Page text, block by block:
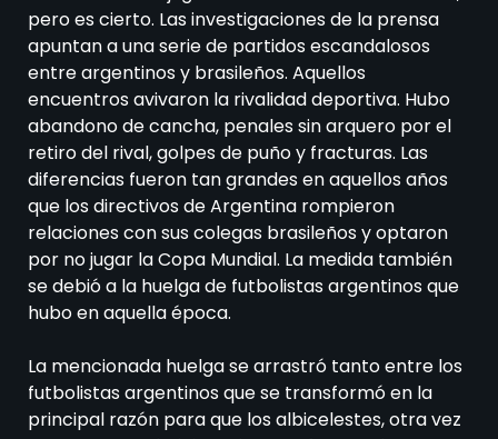
pero es cierto. Las investigaciones de la prensa
apuntan a una serie de partidos escandalosos
entre argentinos y brasileños. Aquellos
encuentros avivaron la rivalidad deportiva. Hubo
abandono de cancha, penales sin arquero por el
retiro del rival, golpes de puño y fracturas. Las
diferencias fueron tan grandes en aquellos años
que los directivos de Argentina rompieron
relaciones con sus colegas brasileños y optaron
por no jugar la Copa Mundial. La medida también
se debió a la huelga de futbolistas argentinos que
hubo en aquella época.
La mencionada huelga se arrastró tanto entre los
futbolistas argentinos que se transformó en la
principal razón para que los albicelestes, otra vez